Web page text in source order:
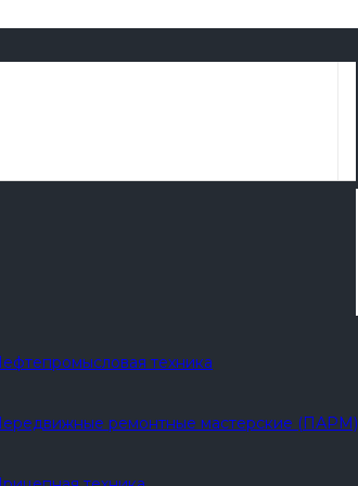
техника
ремонтные мастерские (ПАРМ)